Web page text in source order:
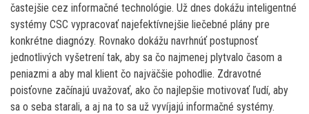
častejšie cez informačné technológie. Už dnes dokážu inteligentné
systémy CSC vypracovať najefektívnejšie liečebné plány pre
konkrétne diagnózy. Rovnako dokážu navrhnúť postupnosť
jednotlivých vyšetrení tak, aby sa čo najmenej plytvalo časom a
peniazmi a aby mal klient čo najväčšie pohodlie. Zdravotné
poisťovne začínajú uvažovať, ako čo najlepšie motivovať ľudí, aby
sa o seba starali, a aj na to sa už vyvíjajú informačné systémy.